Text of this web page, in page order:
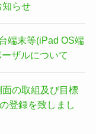
知らせ
端末等(iPad OS端
ザルについて
面の取組及び目標
登録を致しまし